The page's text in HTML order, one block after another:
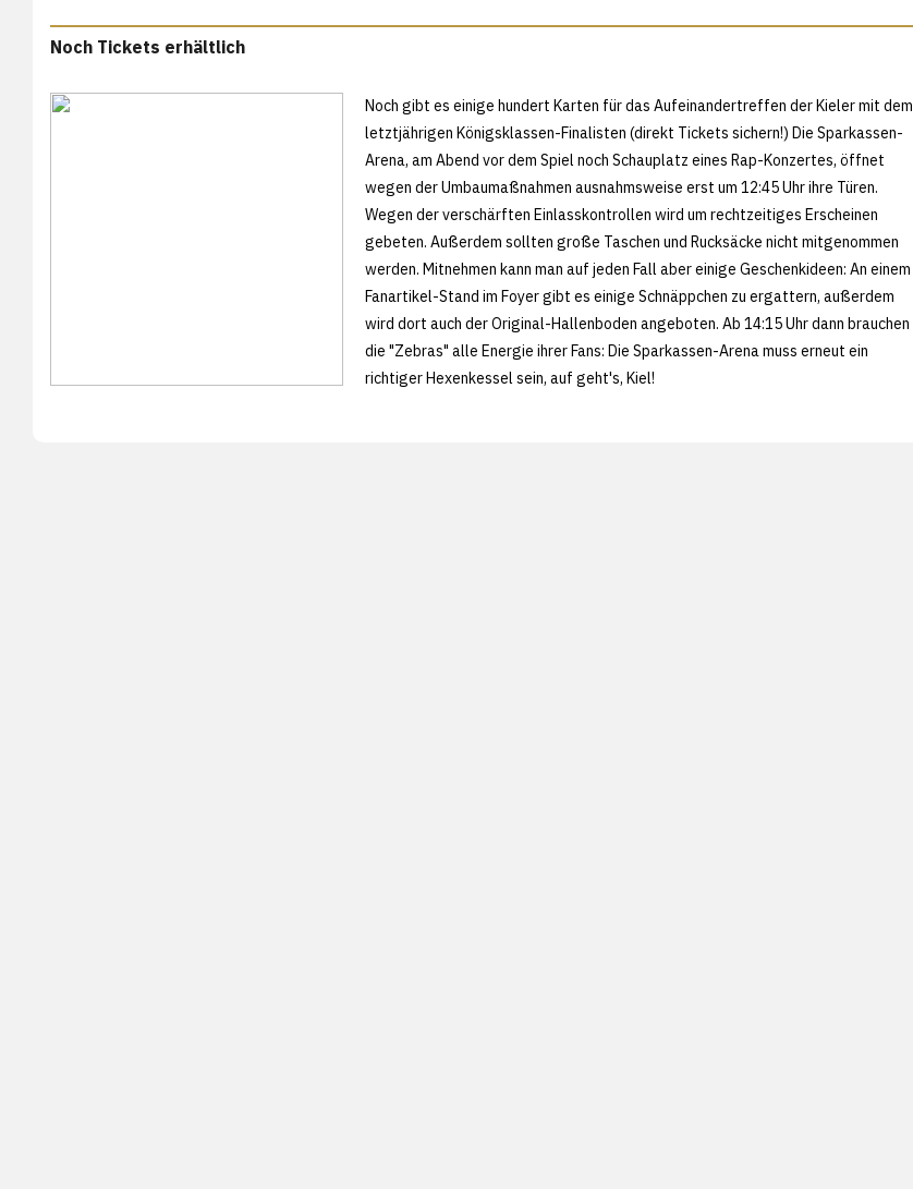
Noch Tickets erhältlich
Noch gibt es einige hundert Karten für das Aufeinandertreffen der Kieler mit dem
letztjährigen Königsklassen-Finalisten (direkt Tickets sichern!) Die Sparkassen-
Arena, am Abend vor dem Spiel noch Schauplatz eines Rap-Konzertes, öffnet
wegen der Umbaumaßnahmen ausnahmsweise erst um 12:45 Uhr ihre Türen.
Wegen der verschärften Einlasskontrollen wird um rechtzeitiges Erscheinen
gebeten. Außerdem sollten große Taschen und Rucksäcke nicht mitgenommen
werden. Mitnehmen kann man auf jeden Fall aber einige Geschenkideen: An einem
Fanartikel-Stand im Foyer gibt es einige Schnäppchen zu ergattern, außerdem
wird dort auch der Original-Hallenboden angeboten. Ab 14:15 Uhr dann brauchen
die "Zebras" alle Energie ihrer Fans: Die Sparkassen-Arena muss erneut ein
richtiger Hexenkessel sein, auf geht's, Kiel!